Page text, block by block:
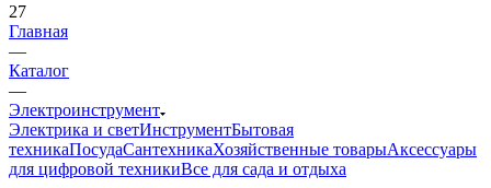
27
Главная
—
Каталог
—
Электроинструмент
Электрика и светИнструментБытовая
техникаПосудаСантехникаХозяйственные товарыАксессуары
для цифровой техникиВсе для сада и отдыха